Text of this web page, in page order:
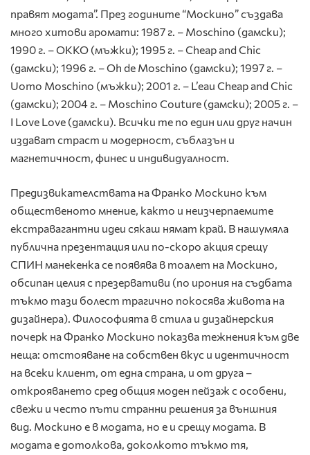
правят модата”. През годините “Москино” създава
много хитови аромати: 1987 г. – Moschino (дамски);
1990 г. – OKKO (мъжки); 1995 г. – Cheap and Chic
(дамски); 1996 г. – Oh de Moschino (дамски); 1997 г. –
Uomo Moschino (мъжки); 2001 г. – L’eau Cheap and Chic
(дамски); 2004 г. – Moschino Couture (дамски); 2005 г. –
I Love Love (дамски). Всички те по един или друг начин
издават страст и модерност, съблазън и
магнетичност, финес и индивидуалност.
Предизвикателствата на Франко Москино към
общественото мнение, както и неизчерпаемите
екстравагантни идеи сякаш нямат край. В нашумяла
публична презентация или по-скоро акция срещу
СПИН манекенка се появява в тоалет на Москино,
обсипан целия с презервативи (по ирония на съдбата
тъкмо тази болест трагично покосява живота на
дизайнера). Философията в стила и дизайнерския
почерк на Франко Москино показва тежнения към две
неща: отстояване на собствен вкус и идентичност
на всеки клиент, от една страна, и от друга –
открояването сред общия моден пейзаж с особени,
свежи и често пъти странни решения за външния
вид. Москино е в модата, но е и срещу модата. В
модата е дотолкова, доколкото тъкмо тя,